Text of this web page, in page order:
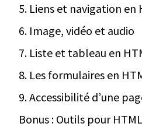
5. Liens et navigation en
6. Image, vidéo et audio
7. Liste et tableau en
8. Les formulaires en
9. Accessibilité d’une
Bonus : Outils pour